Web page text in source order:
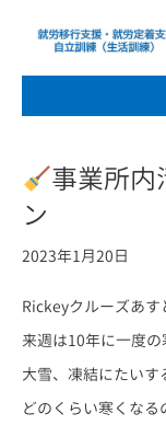
事業所内
ン
2023年1月20日
Rickeyクルーズあ
来週は10年に一度
大雪、凍結にたい
どのくらい寒くなる